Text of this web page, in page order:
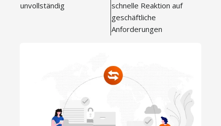
unvollständig
schnelle Reaktion auf
geschäftliche
Anforderungen